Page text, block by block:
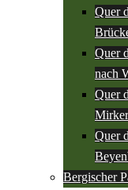
Quer
Quer
nach
Quer
Quer
Bergischer